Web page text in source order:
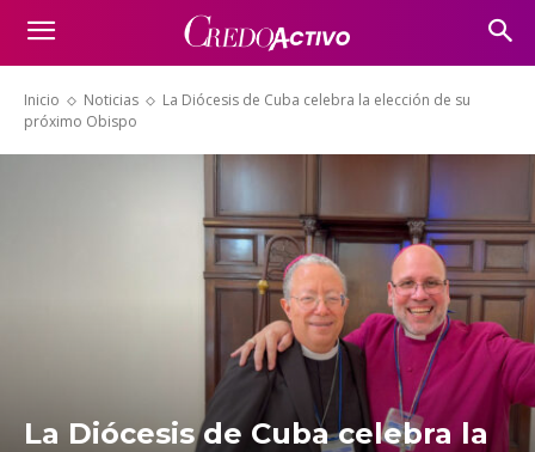
Inicio Noticias
La Diócesis de Cuba celebra la elección de su
próximo Obispo
La Diócesis de Cuba celebra la